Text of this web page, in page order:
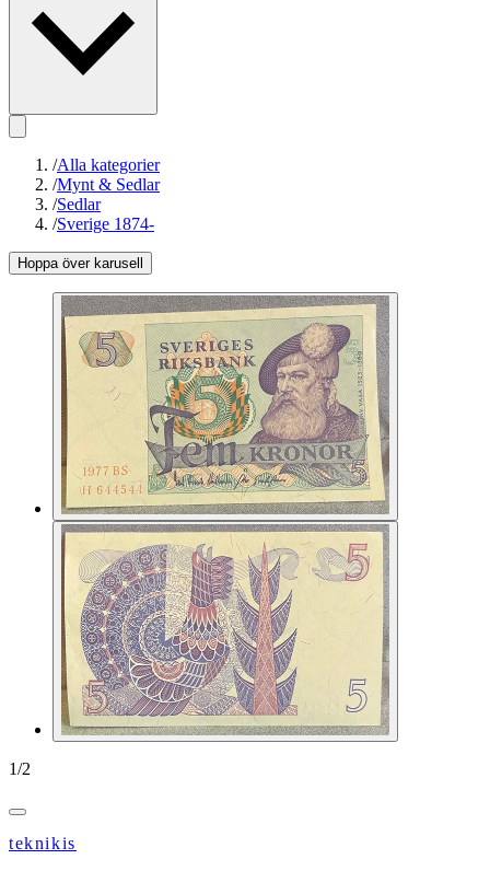
/Alla kategorier
/Mynt & Sedlar
/Sedlar
/Sverige 1874-
Hoppa över karusell
1/2
teknikis